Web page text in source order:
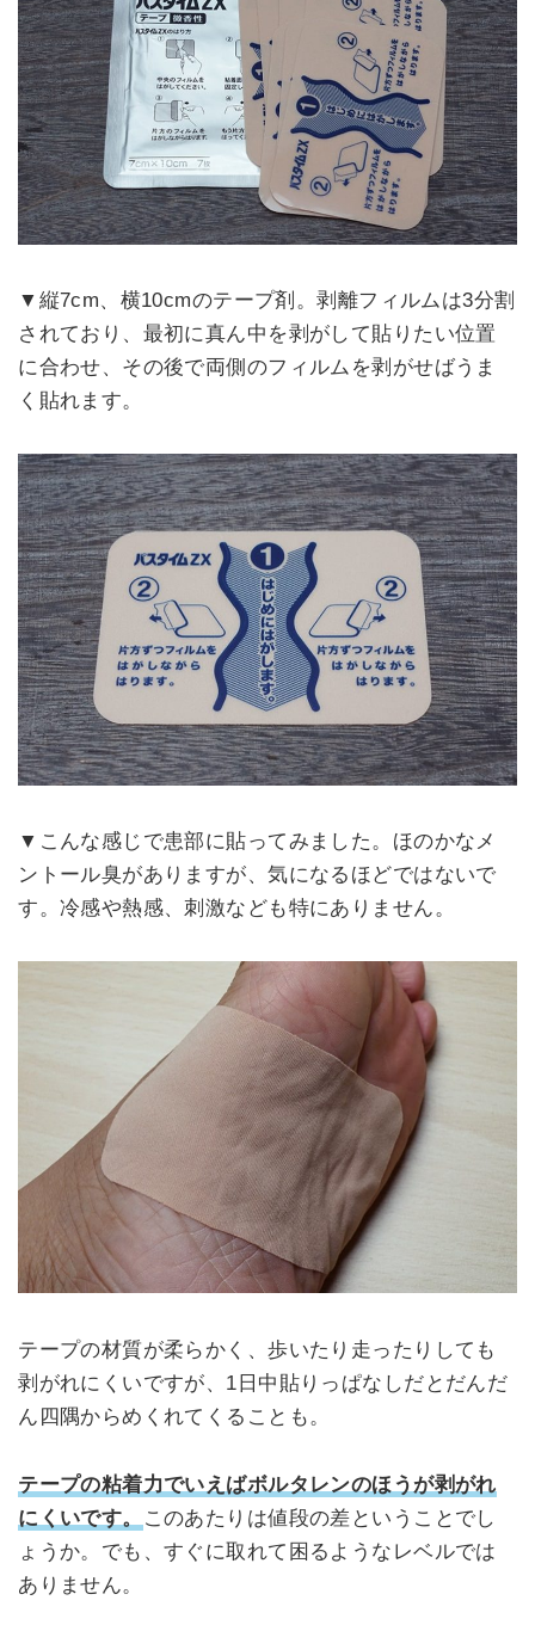
▼縦7cm、横10cmのテープ剤。剥離フィルムは3分割
されており、最初に真ん中を剥がして貼りたい位置
に合わせ、その後で両側のフィルムを剥がせばうま
く貼れます。
▼こんな感じで患部に貼ってみました。ほのかなメ
ントール臭がありますが、気になるほどではないで
す。冷感や熱感、刺激なども特にありません。
テープの材質が柔らかく、歩いたり走ったりしても
剥がれにくいですが、1日中貼りっぱなしだとだんだ
ん四隅からめくれてくることも。
テープの粘着力でいえばボルタレンのほうが剥がれ
にくいです。
このあたりは値段の差ということでし
ょうか。でも、すぐに取れて困るようなレベルでは
ありません。